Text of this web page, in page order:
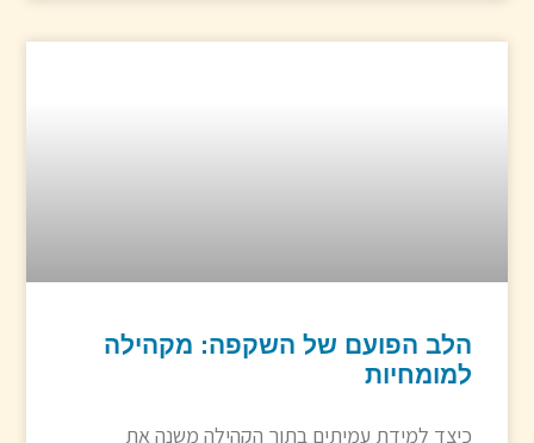
הלב הפועם של השקפה: מקהילה
למומחיות
כיצד למידת עמיתים בתוך הקהילה משנה את